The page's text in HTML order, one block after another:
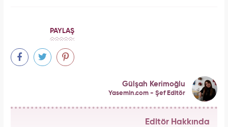
PAYLAŞ
Gülşah Kerimoğlu
Yasemin.com - Şef Editör
Editör Hakkında